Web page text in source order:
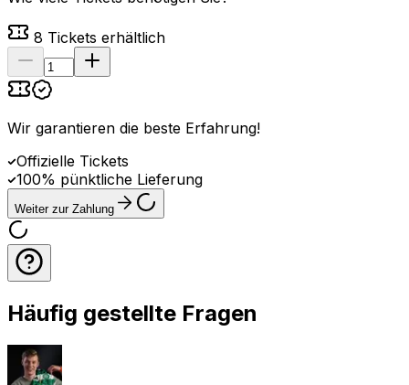
8 Tickets erhältlich
Wir garantieren die beste Erfahrung!
Offizielle Tickets
100% pünktliche Lieferung
Weiter zur Zahlung
Häufig gestellte Fragen